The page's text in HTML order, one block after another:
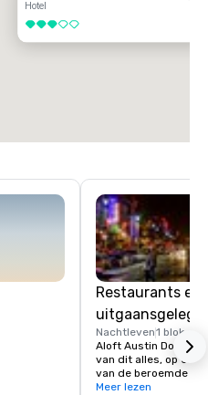
Hotel
3 van 5
Restaurants en
St.
Nachtleven1 blok
Aloft Austin
van dit alles, op een
van de beroemde
Meer lezen